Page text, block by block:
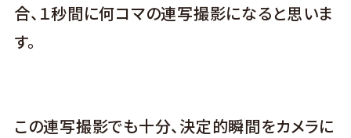
合、１秒間に何コマの連写撮影になると思いま
す。
この連写撮影でも十分、決定的瞬間をカメラに